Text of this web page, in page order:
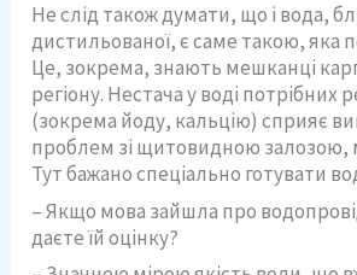
Не слід також думати, що і вода,
дистильованої, є саме такою, яка
Це, зокрема, знають мешканці
регіону. Нестача у воді потрібних
(зокрема йоду, кальцію) сприяє
проблем зі щитовидною залозою,
Тут бажано спеціально готувати
– Якщо мова зайшла про
даєте їй оцінку?